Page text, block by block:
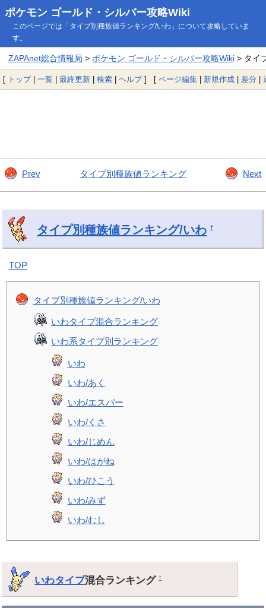
ポケモン ゴールド・シルバー攻略Wiki
このページでは「タイプ別種族値ランキング/いわ」について攻略していま
す。
ZAPAnet総合情報局 > ポケモン ゴールド・シルバー攻略Wiki> タイ
[ トップ| 一覧 | 最終更新 | 検索 | ヘルプ] [ ページ編集 | 新規作成 | 差分 |
Prev Next
タイプ別種族値ランキング
タイプ別種族値ランキング/いわ †
TOP
タイプ別種族値ランキング/いわ
いわタイプ混合ランキング
いわ系タイプ別ランキング
いわ
いわ/あく
いわ/エスパー
いわ/くさ
いわ/じめん
いわ/はがね
いわ/ひこう
いわ/みず
いわ/むし
いわタイプ混合ランキング†